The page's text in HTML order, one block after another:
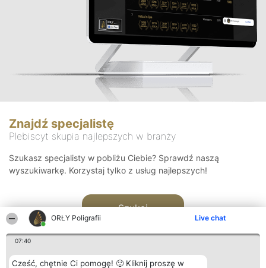
ORŁY Poligrafii Live chat
07:40
Cześć, chętnie Ci pomogę! 🙂 Kliknij proszę w
Znajdź specjalistę
Plebiscyt skupia najlepszych w branży
Szukasz specjalisty w pobliżu Ciebie? Sprawdź naszą
wyszukiwarkę. Korzystaj tylko z usług najlepszych!
Szukaj